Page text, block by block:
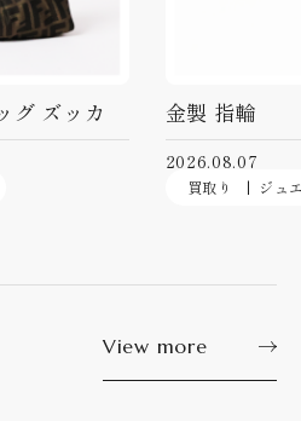
グ ズッカ 金製 指輪
2026.08.07
買取り ジュ
View more